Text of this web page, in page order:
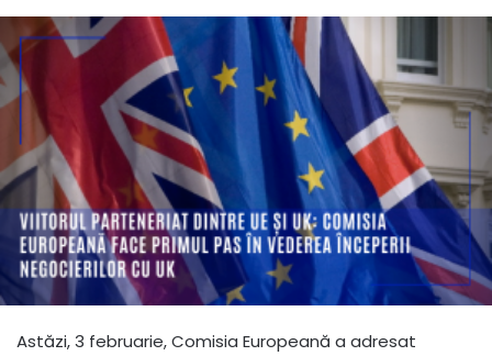
Astăzi, 3 februarie, Comisia Europeană a adresat